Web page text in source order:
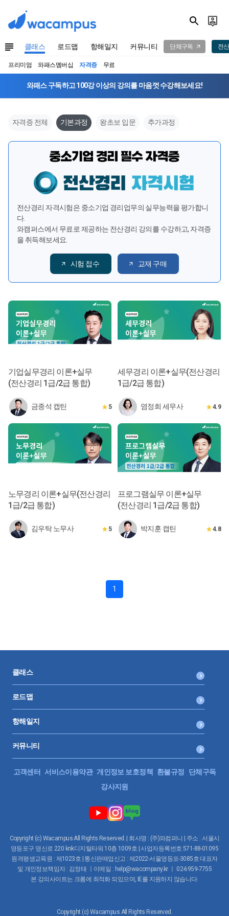
클래스 로드맵 항해일지 커뮤니티 단체구독 전
프리미엄 와패스멤버십 자격증 무료
와패스 구독하고 100강 이상의 강의를 마음껏 수강해보세요!
자격증 전체 기본과정 왕초보 입문 추가과정
전산경리 자격시험은 중소기업 경리업무의 실무능력을 평가합니
다.
와캠퍼스에서 무료로 제공하는 전산경리 강의를 수강하고, 자격증
을 취득해보세요.
시험 접수 교재 구매
기업실무경리 이론+실무
(전산경리 1급/2급 통합)
금종석 캡틴 5
세무경리 이론+실무(전산경리
1급/2급 통합)
염정희 세무사 4.9
노무경리 이론+실무(전산경리
1급/2급 통합)
김우탁 노무사 5
프로그램실무 이론+실무
(전산경리 1급/2급 통합)
박지훈 캡틴 4.8
1
클래스
로드맵
항해일지
커뮤니티
고객센터 서비스이용약관 개인정보 보호정책 환불규정
단체구독
강사지원
Copyright (c) Wacampus All Rights Reserved. | 회사명 : (주)와컴퍼니 | 주소 : 서울시
영등포구 영신로 220 knk디지털타워 10층 1009호 | 사업자등록번호 571-88-01095
원격평생교육원 : 제1023호 | 통신판매업신고 : 제2022-서울영등포-3085호 대표자
및 개인정보책임자 : 김정태 ㅣ이메일 : help@wacompany.kr ㅣ 02-6959-7755
본 강의사이트는 크롬에 최적화 되있으며, IE를 지원하지 않습니다.
Copyright (c) Wacampus All Rights Reserved.